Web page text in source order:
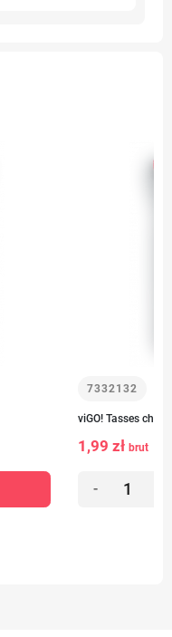
7332132
viGO! Tasses
1,99 zł brut
-